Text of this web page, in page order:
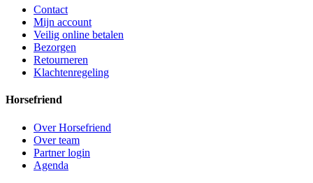
Contact
Mijn account
Veilig online betalen
Bezorgen
Retourneren
Klachtenregeling
Horsefriend
Over Horsefriend
Over team
Partner login
Agenda